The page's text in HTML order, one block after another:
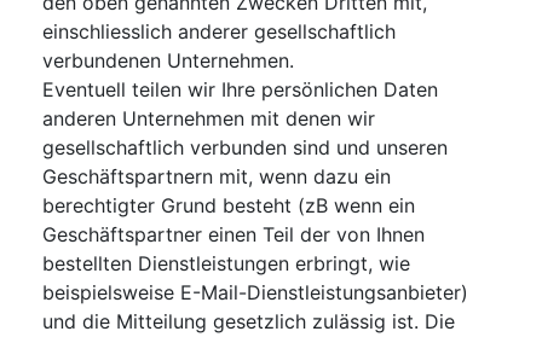
einschliesslich anderer gesellschaftlich
verbundenen Unternehmen.
Eventuell teilen wir Ihre persönlichen Daten
anderen Unternehmen mit denen wir
gesellschaftlich verbunden sind und unseren
Geschäftspartnern mit, wenn dazu ein
berechtigter Grund besteht (zB wenn ein
Geschäftspartner einen Teil der von Ihnen
bestellten Dienstleistungen erbringt, wie
beispielsweise E-Mail-Dienstleistungsanbieter)
und die Mitteilung gesetzlich zulässig ist. Die